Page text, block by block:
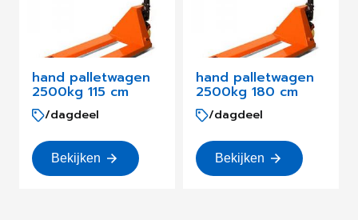
hand palletwagen
2500kg 115 cm
/dagdeel
Bekijken
hand palletwagen
2500kg 180 cm
/dagdeel
Bekijken